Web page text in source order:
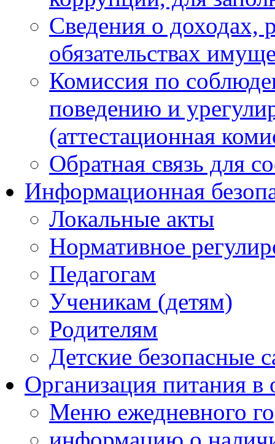
Сведения о доходах,
обязательствах
Комиссия по
поведению и
(аттестационная
Обратная связь для
Информационная
Локальные акты
Нормативное
Педагогам
Ученикам (детям)
Родителям
Детские безопасные
Организация питания в
Меню ежедневного